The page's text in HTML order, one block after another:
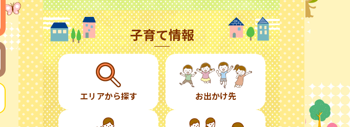
子育て情報
エリアから探す お出かけ先